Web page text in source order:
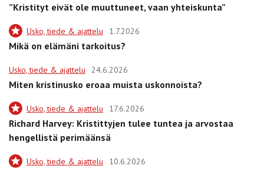
”Kristityt eivät ole muuttuneet, vaan yhteiskunta”
Usko, tiede & ajattelu 1.7.2026
Mikä on elämäni tarkoitus?
Usko, tiede & ajattelu 24.6.2026
Miten kristinusko eroaa muista uskonnoista?
Usko, tiede & ajattelu 17.6.2026
Richard Harvey: Kristittyjen tulee tuntea ja arvostaa
hengellistä perimäänsä
Usko, tiede & ajattelu 10.6.2026